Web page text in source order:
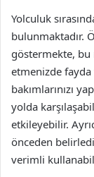
Yolculuk
bulunmaktadır.
göstermekte, bu
etmenizde fayda
bakımlarınızı
yolda
etkileyebilir.
önceden
verimli